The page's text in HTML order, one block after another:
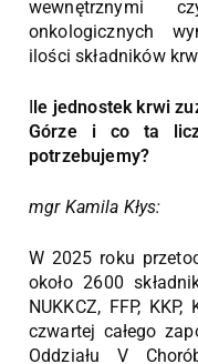
wewnętrznymi
onkologicznych
ilości składników
Ile jednostek krwi
Górze i co ta
potrzebujemy?
mgr Kamila Kłys:
W 2025 roku
około 2600
NUKKCZ, FFP,
czwartej całego
Oddziału V